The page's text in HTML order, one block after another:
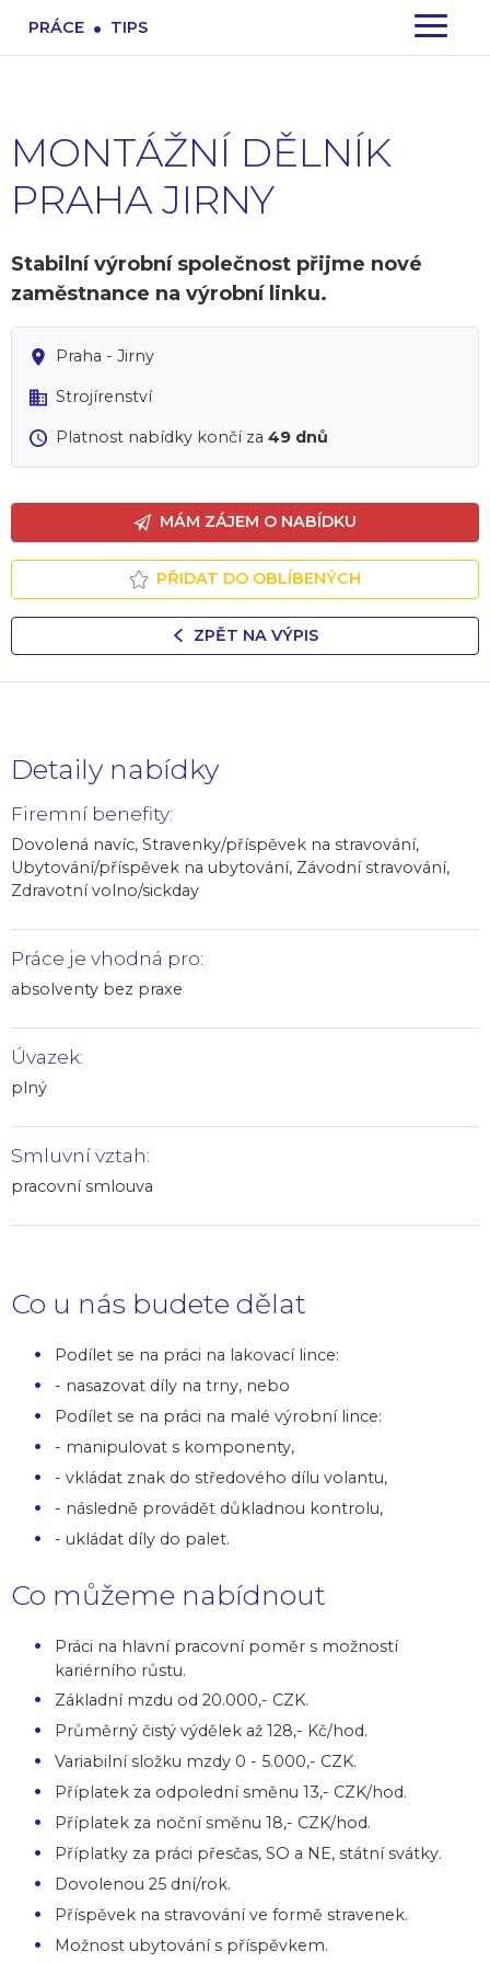
PRÁCE . TIPS
MONTÁŽNÍ DĚLNÍK
PRAHA JIRNY
Stabilní výrobní společnost přijme nové
zaměstnance na výrobní linku.
Praha - Jirny
Strojírenství
Platnost nabídky končí za 49 dnů
MÁM ZÁJEM O NABÍDKU
PŘIDAT DO OBLÍBENÝCH
ZPĚT NA VÝPIS
Detaily nabídky
Firemní benefity:
Dovolená navíc, Stravenky/příspěvek na stravování,
Ubytování/příspěvek na ubytování, Závodní stravování,
Zdravotní volno/sickday
Práce je vhodná pro:
absolventy bez praxe
Úvazek:
plný
Smluvní vztah:
pracovní smlouva
Co u nás budete dělat
Podílet se na práci na lakovací lince:
- nasazovat díly na trny, nebo
Podílet se na práci na malé výrobní lince:
- manipulovat s komponenty,
- vkládat znak do středového dílu volantu,
- následně provádět důkladnou kontrolu,
- ukládat díly do palet.
Co můžeme nabídnout
Práci na hlavní pracovní poměr s možností
kariérního růstu.
Základní mzdu od 20.000,- CZK.
Průměrný čistý výdělek až 128,- Kč/hod.
Variabilní složku mzdy 0 - 5.000,- CZK.
Příplatek za odpolední směnu 13,- CZK/hod.
Příplatek za noční směnu 18,- CZK/hod.
Příplatky za práci přesčas, SO a NE, státní svátky.
Dovolenou 25 dní/rok.
Příspěvek na stravování ve formě stravenek.
Možnost ubytování s příspěvkem.